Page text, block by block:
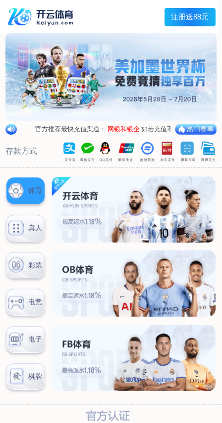
Menu
网站首页
关于我们
产品中心
荣誉资质
厂区设备
人才招聘
新闻中心
销售网点